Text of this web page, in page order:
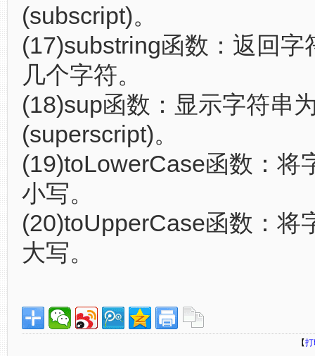
(subscript)。
(17)substring函数：返回字
几个字符。
(18)sup函数：显示字符串
(superscript)。
(19)toLowerCase函数：将
小写。
(20)toUpperCase函数：将
大写。
【打